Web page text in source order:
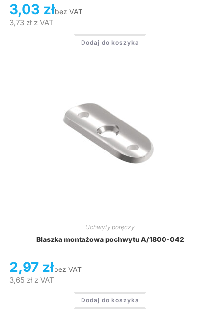
3,03 złbez VAT
3,73 złz VAT
Dodaj do koszyka
Uchwyty poręczy
Blaszka montażowa pochwytu A/1800-042
2,97 złbez VAT
3,65 złz VAT
Dodaj do koszyka